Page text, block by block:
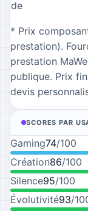
de
* Prix
prestation).
prestation
publique. Prix
devis
SCORES PAR
Gaming74/100
Création86/100
Silence95/100
Évolutivité93/